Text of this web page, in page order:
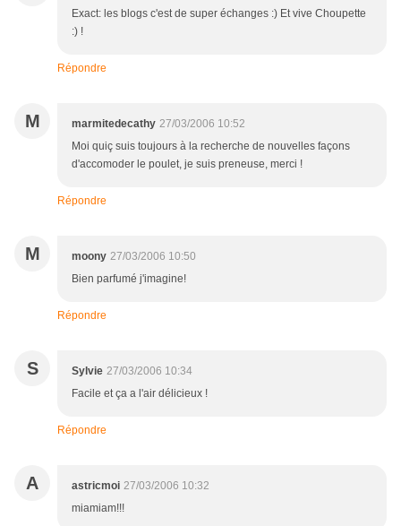
Exact: les blogs c'est de super échanges :) Et vive Choupette
:) !
Répondre
M marmitedecathy 27/03/2006 10:52
Moi quiç suis toujours à la recherche de nouvelles façons
d'accomoder le poulet, je suis preneuse, merci !
Répondre
M moony 27/03/2006 10:50
Bien parfumé j'imagine!
Répondre
S Sylvie 27/03/2006 10:34
Facile et ça a l'air délicieux !
Répondre
A astricmoi 27/03/2006 10:32
miamiam!!!